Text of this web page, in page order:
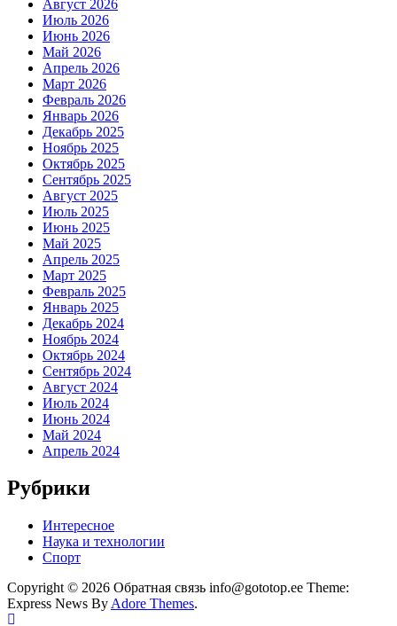
Август 2026
Июль 2026
Июнь 2026
Май 2026
Апрель 2026
Март 2026
Февраль 2026
Январь 2026
Декабрь 2025
Ноябрь 2025
Октябрь 2025
Сентябрь 2025
Август 2025
Июль 2025
Июнь 2025
Май 2025
Апрель 2025
Март 2025
Февраль 2025
Январь 2025
Декабрь 2024
Ноябрь 2024
Октябрь 2024
Сентябрь 2024
Август 2024
Июль 2024
Июнь 2024
Май 2024
Апрель 2024
Рубрики
Интересное
Наука и технологии
Спорт
Copyright © 2026 Обратная связь info@gototop.ee Theme:
Express News By Adore Themes.